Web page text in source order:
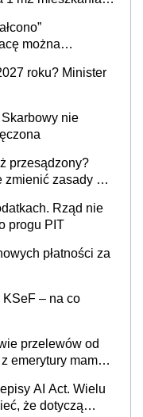
można
wyjściem
roku? Minister
nie
przesądzony?
zasady gry
Rząd nie
progu PIT
płatności za
KSeF – na co
przelewów od
emerytury mamy
AI Act. Wielu
że dotyczą